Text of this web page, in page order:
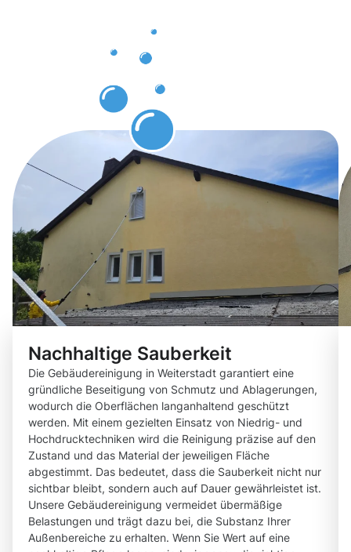
Nachhaltige Sauberkeit
Die Gebäudereinigung in Weiterstadt garantiert eine
gründliche Beseitigung von Schmutz und Ablagerungen,
wodurch die Oberflächen langanhaltend geschützt
werden. Mit einem gezielten Einsatz von Niedrig- und
Hochdrucktechniken wird die Reinigung präzise auf den
Zustand und das Material der jeweiligen Fläche
abgestimmt. Das bedeutet, dass die Sauberkeit nicht nur
sichtbar bleibt, sondern auch auf Dauer gewährleistet ist.
Unsere Gebäudereinigung vermeidet übermäßige
Belastungen und trägt dazu bei, die Substanz Ihrer
Außenbereiche zu erhalten. Wenn Sie Wert auf eine